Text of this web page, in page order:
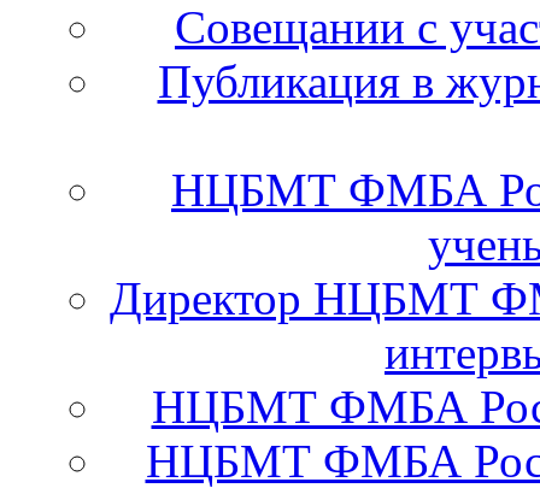
Cовещании с
Публикация в
НЦБМТ ФМБА
Директор НЦБМТ
НЦБМТ ФМБА
НЦБМТ ФМБА